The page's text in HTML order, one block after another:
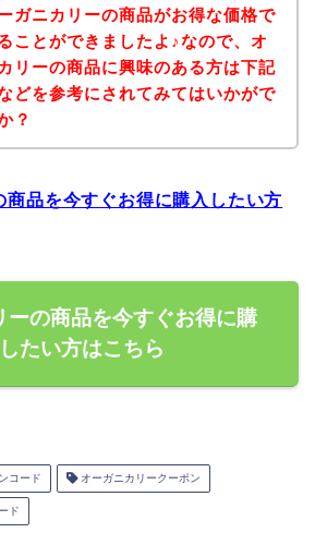
ガニカリーの商品がお得な価格で
ことができましたよ♪なので、オ
リーの商品に興味のある方は下記
どを参考にされてみてはいかがで
？
商品を今すぐお得に購入したい方
ーの商品を今すぐお得に購
たい方はこちら
コード オーガニカリークーポン
ド